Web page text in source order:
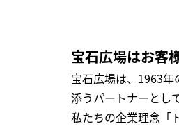
宝石広場はお客
宝石広場は、1963
添うパートナーとし
私たちの企業理念「